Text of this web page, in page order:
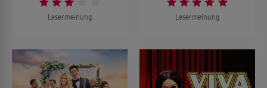
Lesermeinung Lesermeinung